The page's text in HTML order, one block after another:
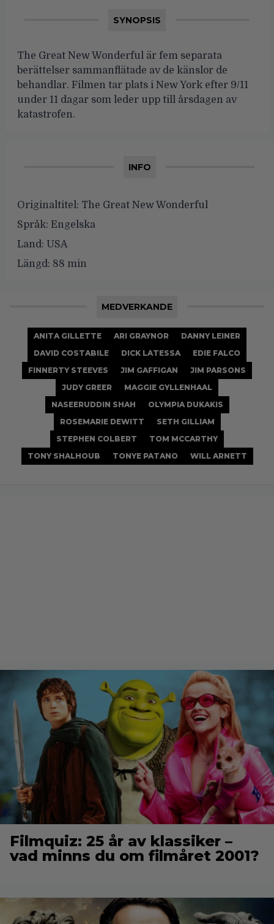
SYNOPSIS
The Great New Wonderful är fem separata
berättelser sammanflätade av de känslor de
behandlar. Filmen tar plats i New York efter 9/11
under 11 dagar som leder upp till årsdagen av
katastrofen.
INFO
Originaltitel: The Great New Wonderful
Språk: Engelska
Land: USA
Längd: 88 min
MEDVERKANDE
ANITA GILLETTE ARI GRAYNOR
DANNY LEINER
DAVID COSTABILE
DICK LATESSA
EDIE FALCO
FINNERTY STEEVES
JIM GAFFIGAN
JIM PARSONS
JUDY GREER
MAGGIE GYLLENHAAL
NASEERUDDIN SHAH
OLYMPIA DUKAKIS
ROSEMARIE DEWITT
SETH GILLIAM
STEPHEN COLBERT
TOM MCCARTHY
TONY SHALHOUB
TONYE PATANO WILL ARNETT
Filmquiz: 25 år av klassiker –
vad minns du om filmåret 2001?